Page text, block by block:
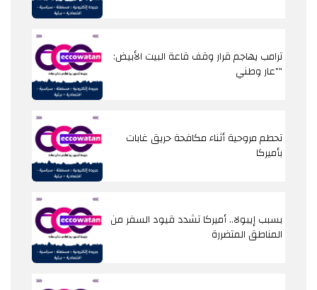
ترامب يهاجم قرار وقف قاعة البيت الأبيض:
"عار وطني"
تحطم مروحية أثناء مكافحة حريق غابات
بأميركا
بسبب إيبولا.. أميركا تشدد قيود السفر من
المناطق المتضررة